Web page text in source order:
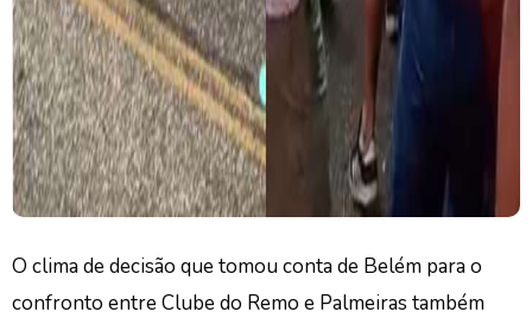
O clima de decisão que tomou conta de Belém para o
confronto entre Clube do Remo e Palmeiras também